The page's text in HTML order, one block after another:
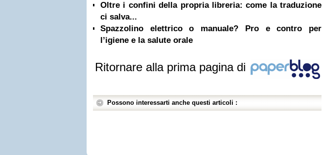
Oltre i confini della propria libreria: come la traduzione
ci salva...
Spazzolino elettrico o manuale? Pro e contro per
l’igiene e la salute orale
Ritornare alla prima pagina di
Possono interessarti anche questi articoli :